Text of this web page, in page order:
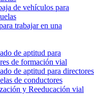
de vehículos para
trabajar en una
de aptitud para
de formación vial
de aptitud para directores
de conductores
y Reeducación vial